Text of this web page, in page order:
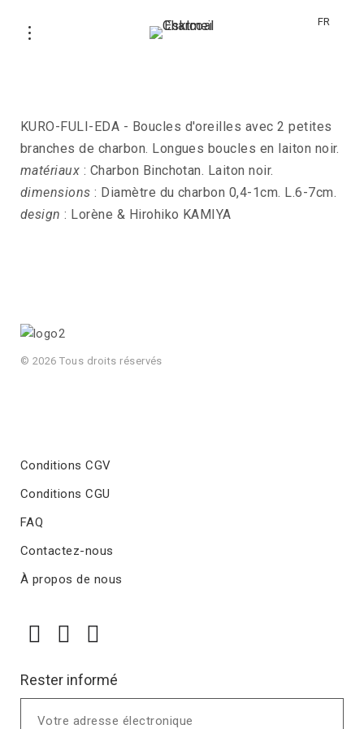
FR
KURO-FULI-EDA - Boucles d'oreilles avec 2 petites
branches de charbon. Longues boucles en laiton noir.
matériaux : Charbon Binchotan. Laiton noir.
dimensions : Diamètre du charbon 0,4-1cm. L.6-7cm.
design : Lorène & Hirohiko KAMIYA
© 2026 Tous droits réservés
Conditions CGV
Conditions CGU
FAQ
Contactez-nous
À propos de nous
Rester informé